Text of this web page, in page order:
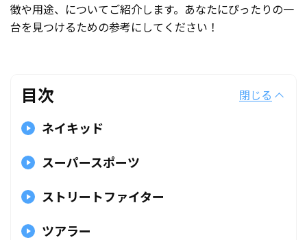
徴や用途、についてご紹介します。あなたにぴったりの一
台を見つけるための参考にしてください！
目次 閉じる
ネイキッド
スーパースポーツ
ストリートファイター
ツアラー